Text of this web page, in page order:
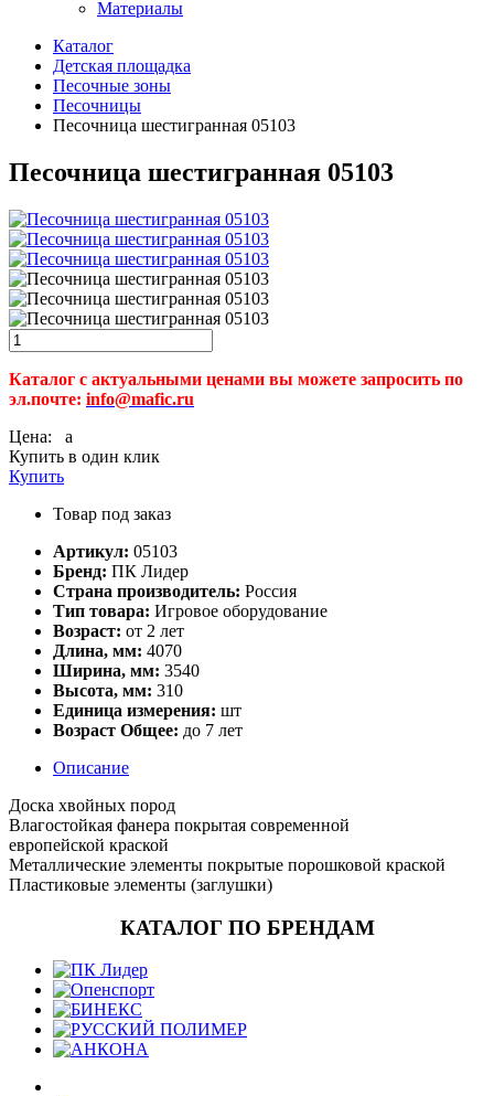
Материалы
Каталог
Детская площадка
Песочные зоны
Песочницы
Песочница шестигранная 05103
Песочница шестигранная 05103
Каталог с актуальными ценами вы можете запросить по
эл.почте: info@mafic.ru
Цена:
a
Купить в один клик
Купить
Товар под заказ
Артикул: 05103
Бренд: ПК Лидер
Страна производитель: Россия
Тип товара: Игровое оборудование
Возраст: от 2 лет
Длина, мм: 4070
Ширина, мм: 3540
Высота, мм: 310
Единица измерения: шт
Возраст Общее: до 7 лет
Описание
Доска хвойных пород
Влагостойкая фанера покрытая современной
европейской краской
Металлические элементы покрытые порошковой краской
Пластиковые элементы (заглушки)
КАТАЛОГ ПО БРЕНДАМ